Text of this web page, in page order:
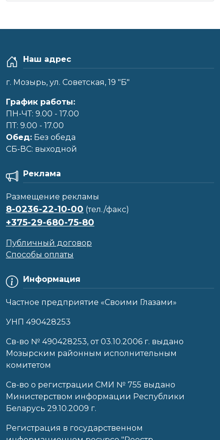
Наш адрес
г. Мозырь, ул. Советская, 19 "Б"
График работы:
ПН-ЧТ: 9.00 - 17.00
ПТ: 9.00 - 17.00
Обед: Без обеда
CБ-ВС: выходной
Информация
Частное предприятие «Своими Глазами»
УНП 490428253
Cв-во № 490428253, от 03.10.2006 г. выдано
Мозырским районным исполнительным
комитетом
Св-во о регистрации СМИ № 755 выдано
Министерством информации Республики
Беларусь 29.10.2009 г.
Регистрация в государственном
Реклама
Размещение рекламы
8-0236-22-10-00 (тел./факс)
+375-29-680-75-80
Публичный договор
Способы оплаты